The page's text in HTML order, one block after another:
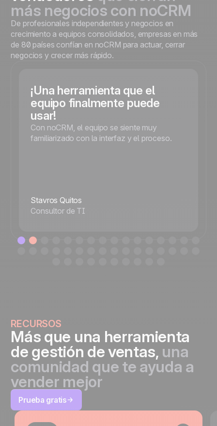
más negocios con noCRM
De profesionales independientes y negocios en
crecimiento a equipos consolidados, empresas en más
de 80 países confían en noCRM para actuar, cerrar
negocios y crecer más rápido.
¡Una herramienta que el
equipo finalmente puede
usar!
Con noCRM, el equipo se siente muy
familiarizado con la interfaz y el proceso.
Stavros Quitos
Consultor de TI
RECURSOS
Más que una herramienta
de gestión de ventas, una
comunidad que te ayuda a
vender mejor
Prueba gratis